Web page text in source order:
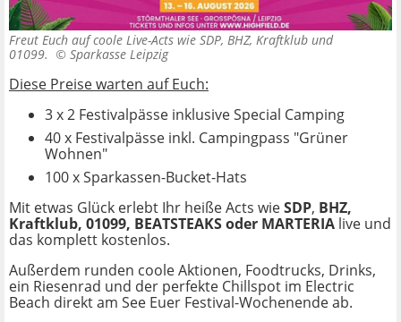
Freut Euch auf coole Live-Acts wie SDP, BHZ, Kraftklub und
01099. © Sparkasse Leipzig
Diese Preise warten auf Euch:
3 x 2 Festivalpässe inklusive Special Camping
40 x Festivalpässe inkl. Campingpass "Grüner
Wohnen"
100 x Sparkassen-Bucket-Hats
Mit etwas Glück erlebt Ihr heiße Acts wieSDP, BHZ,
Kraftklub, 01099, BEATSTEAKS oder MARTERIA live und
das komplett kostenlos.
Außerdem runden coole Aktionen, Foodtrucks, Drinks,
ein Riesenrad und der perfekte Chillspot im Electric
Beach direkt am See Euer Festival-Wochenende ab.